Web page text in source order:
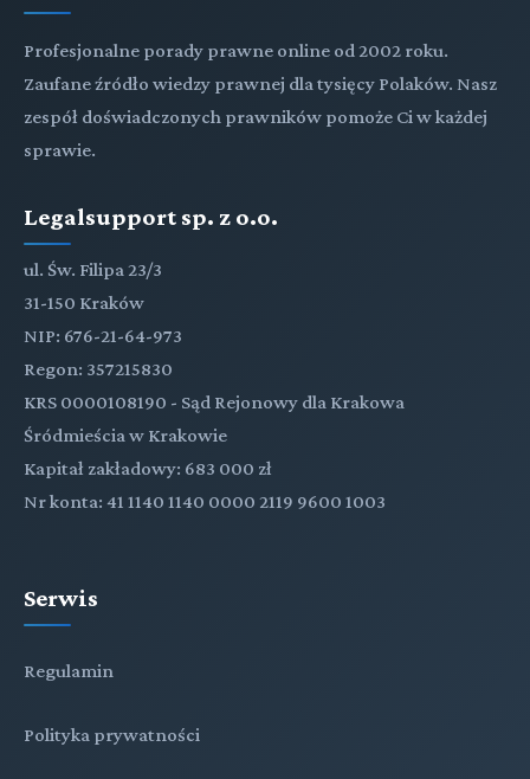
Profesjonalne porady prawne online od 2002 roku.
Zaufane źródło wiedzy prawnej dla tysięcy Polaków. Nasz
zespół doświadczonych prawników pomoże Ci w każdej
sprawie.
Legalsupport sp. z o.o.
ul. Św. Filipa 23/3
31-150 Kraków
NIP: 676-21-64-973
Regon: 357215830
KRS 0000108190 - Sąd Rejonowy dla Krakowa
Śródmieścia w Krakowie
Kapitał zakładowy: 683 000 zł
Nr konta: 41 1140 1140 0000 2119 9600 1003
Serwis
Regulamin
Polityka prywatności